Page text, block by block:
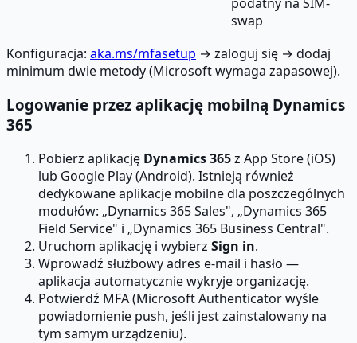
swap
Konfiguracja: aka.ms/mfasetup → zaloguj się → dodaj
minimum dwie metody (Microsoft wymaga zapasowej).
Logowanie przez aplikację mobilną Dynamics
365
Pobierz aplikację Dynamics 365z App Store (iOS)
lub Google Play (Android). Istnieją również
dedykowane aplikacje mobilne dla poszczególnych
modułów: „Dynamics 365 Sales", „Dynamics 365
Field Service" i „Dynamics 365 Business Central".
Uruchom aplikację i wybierz Sign in.
Wprowadź służbowy adres e-mail i hasło —
aplikacja automatycznie wykryje organizację.
Potwierdź MFA (Microsoft Authenticator wyśle
powiadomienie push, jeśli jest zainstalowany na
tym samym urządzeniu).